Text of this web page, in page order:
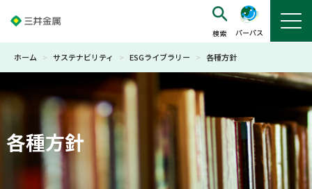
パーパス
各種方針
ホーム > サステナビリティ > ESGライブラリー > 各種方針